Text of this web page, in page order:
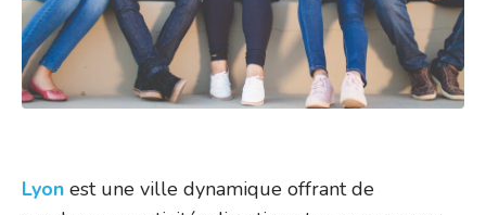
Lyon est une ville dynamique offrant de